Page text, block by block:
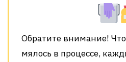
Обратите внимание!
мялось в процессе,